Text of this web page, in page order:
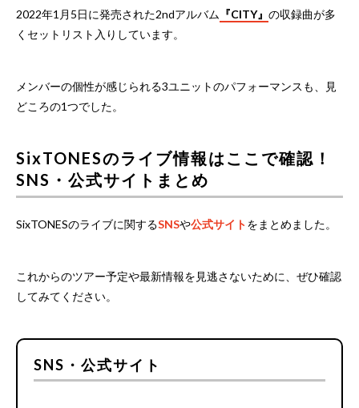
2022年1月5日に発売された2ndアルバム 『CITY』 の収録曲が多
くセットリスト入りしています。
メンバーの個性が感じられる3ユニットのパフォーマンスも、見
どころの1つでした。
SixTONESのライブ情報はここで確認！
SNS・公式サイトまとめ
SixTONESのライブに関するSNSや公式サイトをまとめました。
これからのツアー予定や最新情報を見逃さないために、ぜひ確認
してみてください。
SNS・公式サイト